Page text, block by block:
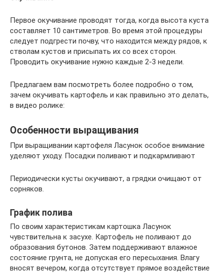
Первое окучивание проводят тогда, когда высота куста
составляет 10 сантиметров. Во время этой процедуры
следует подгрести почву, что находится между рядов, к
стволам кустов и присыпать их со всех сторон.
Проводить окучивание нужно каждые 2-3 недели.
Предлагаем вам посмотреть более подробно о том,
зачем окучивать картофель и как правильно это делать,
в видео ролике:
Особенности выращивания
При выращивании картофеля Ласунок особое внимание
уделяют уходу. Посадки поливают и подкармливают
Периодически кусты окучивают, а грядки очищают от
сорняков.
График полива
По своим характеристикам картошка Ласунок
чувствительна к засухе. Картофель не поливают до
образования бутонов. Затем поддерживают влажное
состояние грунта, не допуская его пересыхания. Влагу
вносят вечером, когда отсутствует прямое воздействие